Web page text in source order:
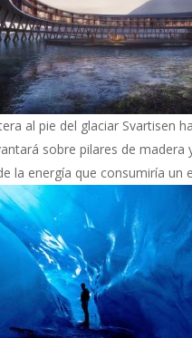
al pie del glaciar Svartisen
sobre pilares de
la energía que consumiría un